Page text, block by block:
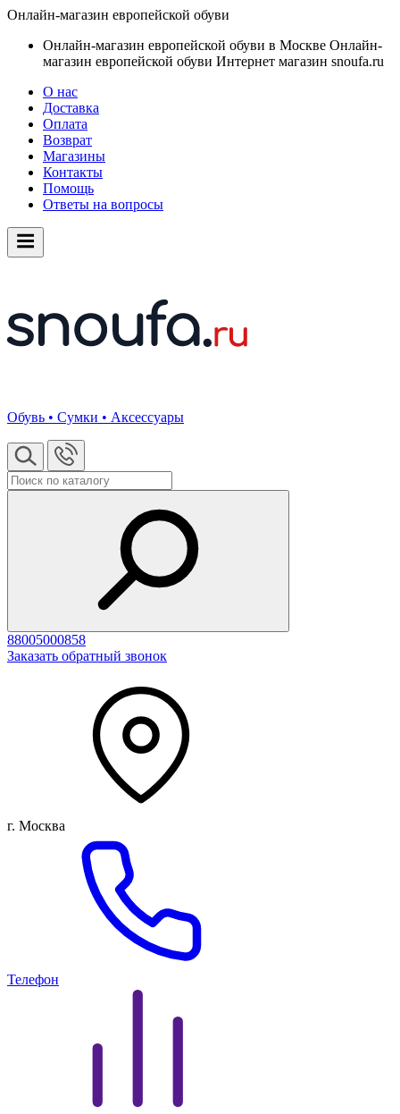
Онлайн-магазин европейской обуви
Онлайн-магазин европейской обуви в Москве Онлайн-
магазин европейской обуви Интернет магазин snoufa.ru
О нас
Доставка
Оплата
Возврат
Магазины
Контакты
Помощь
Ответы на вопросы
Обувь • Сумки • Аксессуары
88005000858
Заказать обратный звонок
г. Москва
Телефон